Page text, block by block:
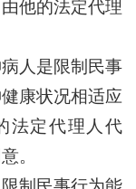
他的法定代理
人是限制民事
康状况相适应
法定代理人代
。